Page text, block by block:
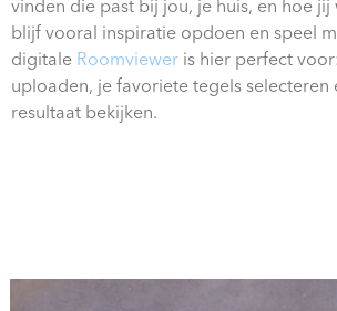
vinden die past bij jou, je huis, en hoe jij
blijf vooral inspiratie opdoen en speel
digitale Roomviewer is hier perfect
uploaden, je favoriete tegels selecteren
resultaat bekijken.